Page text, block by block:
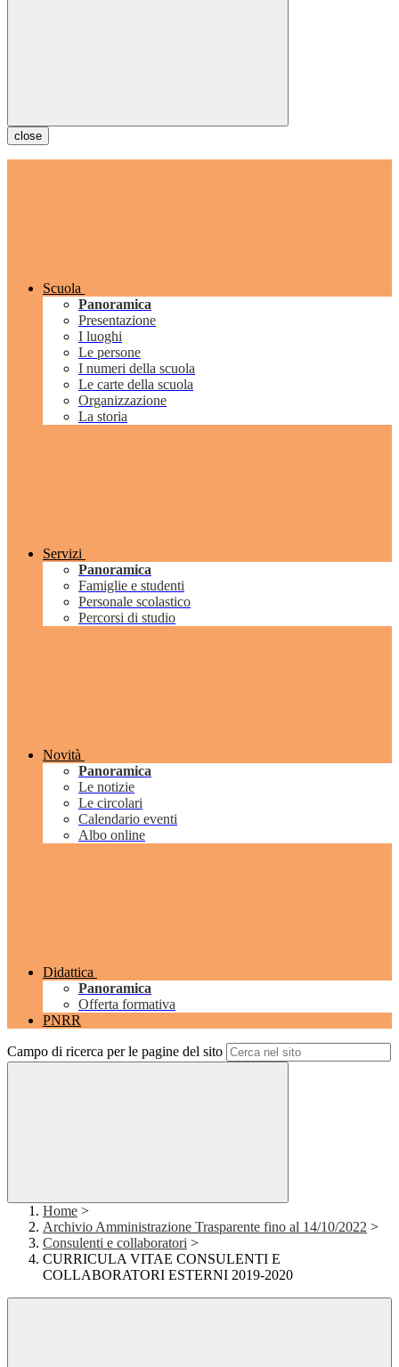
close
Scuola
Panoramica
Presentazione
I luoghi
Le persone
I numeri della scuola
Le carte della scuola
Organizzazione
La storia
Servizi
Panoramica
Famiglie e studenti
Personale scolastico
Percorsi di studio
Novità
Panoramica
Le notizie
Le circolari
Calendario eventi
Albo online
Didattica
Panoramica
Offerta formativa
PNRR
Campo di ricerca per le pagine del sito
Home >
Archivio Amministrazione Trasparente fino al 14/10/2022 >
Consulenti e collaboratori >
CURRICULA VITAE CONSULENTI E
COLLABORATORI ESTERNI 2019-2020